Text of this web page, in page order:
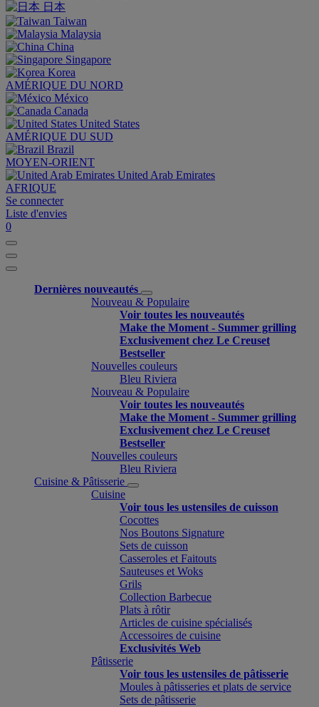
日本
Taiwan
Malaysia
China
Singapore
Korea
AMÉRIQUE DU NORD
México
Canada
United States
AMÉRIQUE DU SUD
Brazil
MOYEN-ORIENT
United Arab Emirates
AFRIQUE
Se connecter
Liste d'envies
0
Dernières nouveautés
Nouveau & Populaire
Voir toutes les nouveautés
Make the Moment - Summer grilling
Exclusivement chez Le Creuset
Bestseller
Nouvelles couleurs
Bleu Riviera
Nouveau & Populaire
Voir toutes les nouveautés
Make the Moment - Summer grilling
Exclusivement chez Le Creuset
Bestseller
Nouvelles couleurs
Bleu Riviera
Cuisine & Pâtisserie
Cuisine
Voir tous les ustensiles de cuisson
Cocottes
Nos Boutons Signature
Sets de cuisson
Casseroles et Faitouts
Sauteuses et Woks
Grils
Collection Barbecue
Plats à rôtir
Articles de cuisine spécialisés
Accessoires de cuisine
Exclusivités Web
Pâtisserie
Voir tous les ustensiles de pâtisserie
Moules à pâtisseries et plats de service
Sets de pâtisserie